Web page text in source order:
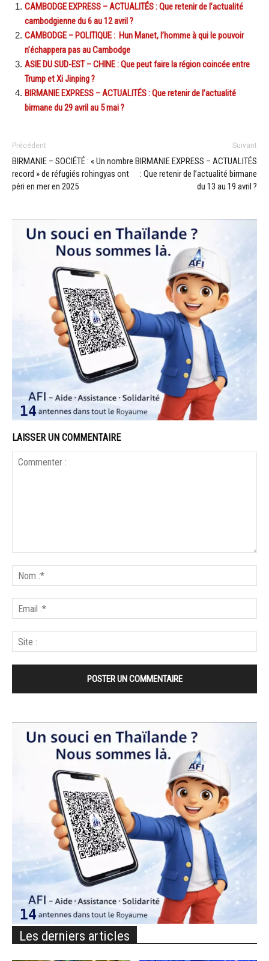
CAMBODGE EXPRESS – ACTUALITÉS : Que retenir de l’actualité
cambodgienne du 6 au 12 avril ?
CAMBODGE – POLITIQUE : Hun Manet, l’homme à qui le pouvoir
n’échappera pas au Cambodge
ASIE DU SUD-EST – CHINE : Que peut faire la région coincée entre
Trump et Xi Jinping ?
BIRMANIE EXPRESS – ACTUALITÉS : Que retenir de l’actualité
birmane du 29 avril au 5 mai ?
Précédent
BIRMANIE – SOCIÉTÉ : « Un nombre
record » de réfugiés rohingyas ont
péri en mer en 2025
Suivant
BIRMANIE EXPRESS – ACTUALITÉS
: Que retenir de l’actualité birmane
du 13 au 19 avril ?
LAISSER UN COMMENTAIRE
Les derniers articles